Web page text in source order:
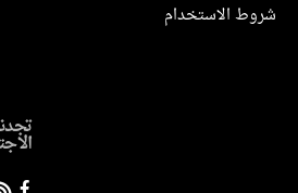
شروط الاستخدام